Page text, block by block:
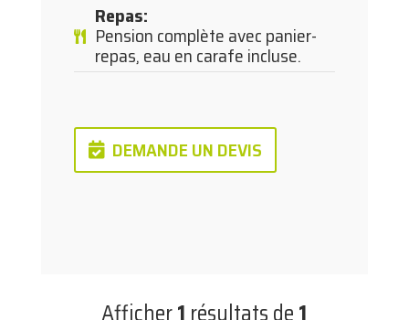
Repas:
Pension complète avec panier-
repas, eau en carafe incluse.
DEMANDE UN DEVIS